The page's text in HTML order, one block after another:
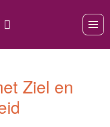
Ziel en